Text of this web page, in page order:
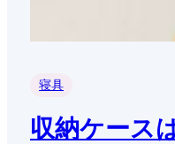
寝具
収納ケース